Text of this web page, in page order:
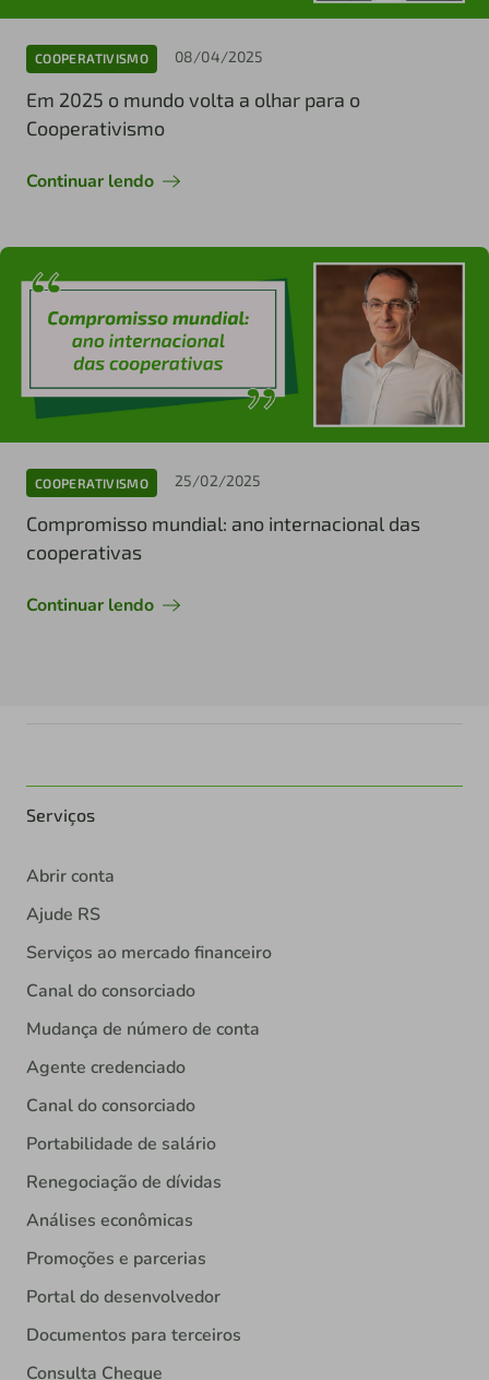
COOPERATIVISMO 08/04/2025
Em 2025 o mundo volta a olhar para o
Cooperativismo
Continuar lendo
COOPERATIVISMO 25/02/2025
Compromisso mundial: ano internacional das
cooperativas
Continuar lendo
Serviços
Abrir conta
Ajude RS
Serviços ao mercado financeiro
Canal do consorciado
Mudança de número de conta
Agente credenciado
Canal do consorciado
Portabilidade de salário
Renegociação de dívidas
Análises econômicas
Promoções e parcerias
Portal do desenvolvedor
Documentos para terceiros
Consulta Cheque